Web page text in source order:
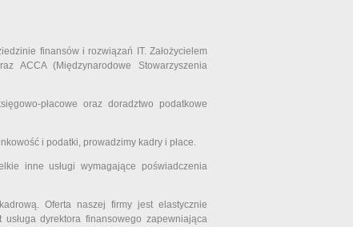
finansów i rozwiązań IT. Założycielem
ACCA (Międzynarodowe Stowarzyszenia
płacowe oraz doradztwo podatkowe
i podatki, prowadzimy kadry i płace.
inne usługi wymagające poświadczenia
Oferta naszej firmy jest elastycznie
dyrektora finansowego zapewniająca